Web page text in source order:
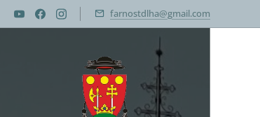
farnostdlha@gmail.com